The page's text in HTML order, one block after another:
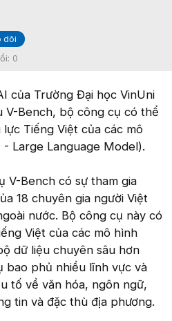
dõi
0
của Trường Đại học VinUni
V-Bench, bộ công cụ có thể
Tiếng Việt của các mô
Large Language Model).
V-Bench có sự tham gia
18 chuyên gia người Việt
nước. Bộ công cụ này có
Việt của các mô hình
dữ liệu chuyên sâu hơn
bao phủ nhiều lĩnh vực và
tố về văn hóa, ngôn ngữ,
tin và đặc thù địa phương.